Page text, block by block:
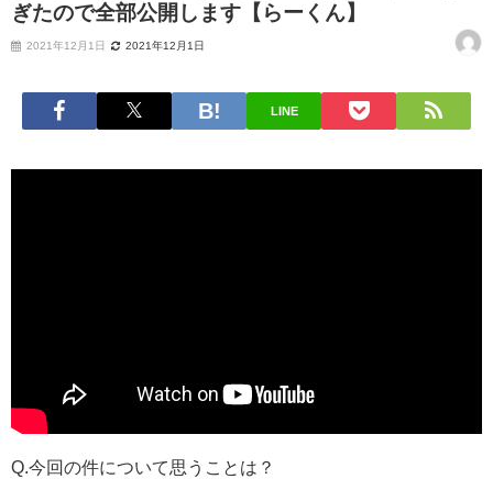
ぎたので全部公開します【らーくん】
2021年12月1日 2021年12月1日
LINE
Q.今回の件について思うことは？